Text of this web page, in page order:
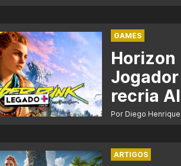
GAMES
Horizon
recria
Por Diego Henrique
ARTIGOS